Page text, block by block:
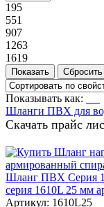
195
551
907
1263
1619
Показывать как:
Шланги ПВХ для
Скачать прайс
Шланг ПВХ Серия
серия 1610L 25 мм
Артикул: 1610L25